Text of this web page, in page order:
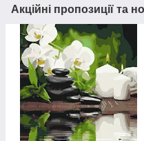
Акційні пропозиції та